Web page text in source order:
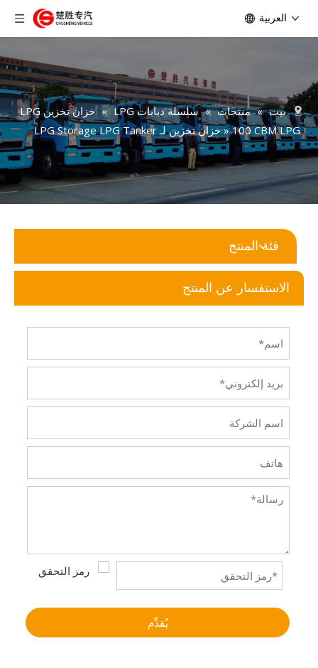
العربية
بيت » منتجات » سلسلة دبابات LPG » خزان تخزين LPG
»100 CBM LPG خزان تخزين لـ LPG Storage LPG Tanker
فئة المنتج
الاستفسار عن المنتج
يُقدِّم